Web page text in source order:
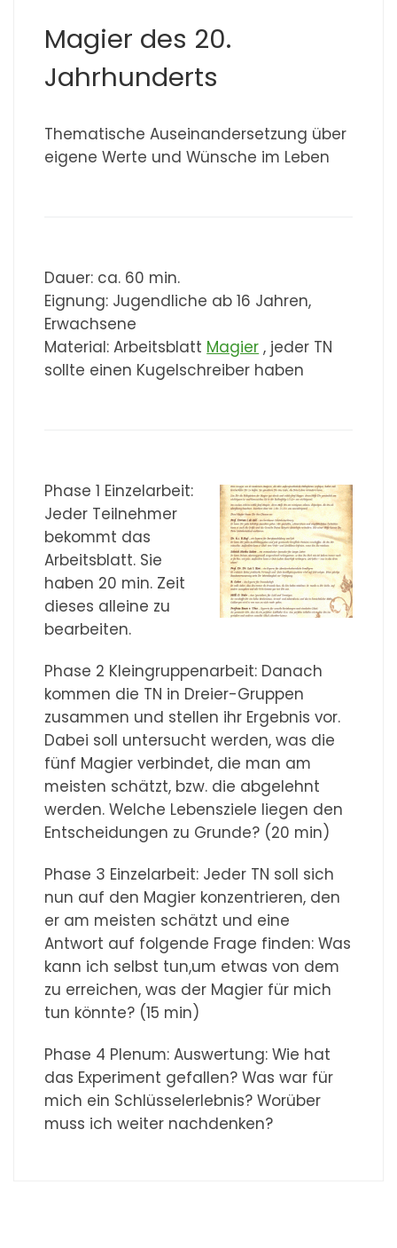
Magier des 20.
Jahrhunderts
Thematische Auseinandersetzung über
eigene Werte und Wünsche im Leben
Dauer: ca. 60 min.
Eignung: Jugendliche ab 16 Jahren,
Erwachsene
Material: Arbeitsblatt Magier , jeder TN
sollte einen Kugelschreiber haben
Phase 1 Einzelarbeit:
Jeder Teilnehmer
bekommt das
Arbeitsblatt. Sie
haben 20 min. Zeit
dieses alleine zu
bearbeiten.
Phase 2 Kleingruppenarbeit: Danach
kommen die TN in Dreier-Gruppen
zusammen und stellen ihr Ergebnis vor.
Dabei soll untersucht werden, was die
fünf Magier verbindet, die man am
meisten schätzt, bzw. die abgelehnt
werden. Welche Lebensziele liegen den
Entscheidungen zu Grunde? (20 min)
Phase 3 Einzelarbeit: Jeder TN soll sich
nun auf den Magier konzentrieren, den
er am meisten schätzt und eine
Antwort auf folgende Frage finden: Was
kann ich selbst tun,um etwas von dem
zu erreichen, was der Magier für mich
tun könnte? (15 min)
Phase 4 Plenum: Auswertung: Wie hat
das Experiment gefallen? Was war für
mich ein Schlüsselerlebnis? Worüber
muss ich weiter nachdenken?